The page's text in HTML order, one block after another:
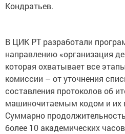
Кондратьев.
В ЦИК РТ разработали
направлению «организация
которая охватывает все
комиссии – от уточнения
составления протоколов об
машиночитаемым кодом и их
Суммарно
более 10 академических